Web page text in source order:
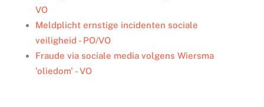
VO
Meldplicht ernstige incidenten sociale
veiligheid - PO/VO
Fraude via sociale media volgens Wiersma
'oliedom' - VO